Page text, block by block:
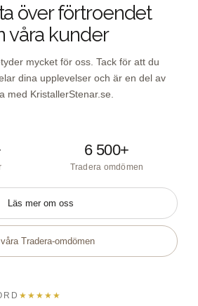
över förtroendet
våra kunder
mycket för oss. Tack för att du
dina upplevelser och är en del av
med KristallerStenar.se.
6 500+
Tradera omdömen
Läs mer om oss
Tradera-omdömen
★★★★★